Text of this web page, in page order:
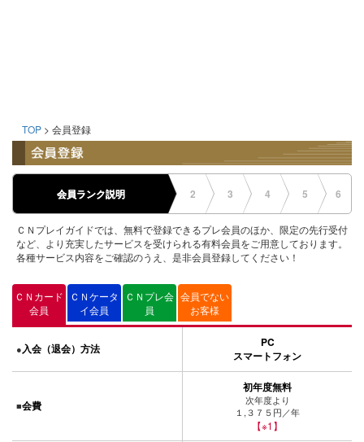
TOP > 会員登録
会員ランク説明 2 3 4 5 6
ＣＮプレイガイドでは、無料で登録できるプレ会員のほか、限定の先行受付
など、より充実したサービスを受けられる有料会員をご用意しております。
各種サービス内容をご確認のうえ、是非会員登録してください！
ＣＮカード
会員
ＣＮケータ
イ会員
ＣＮプレ会
員
会員でない
お客様
●入会（退会）方法
PC
スマートフォン
■会費
初年度無料
次年度より
１,３７５円／年
【※1】